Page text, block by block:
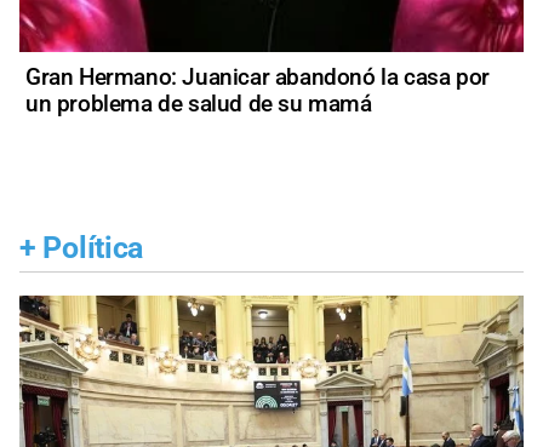
Gran Hermano: Juanicar abandonó la casa por
un problema de salud de su mamá
+ Política